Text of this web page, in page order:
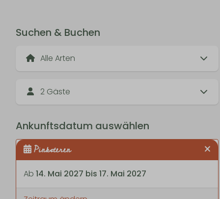
Suchen & Buchen
2 Gäste
Ankunftsdatum auswählen
Pinksteren
Ab14. Mai 2027 bis 17. Mai 2027